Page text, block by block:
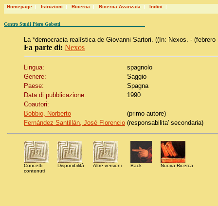
Homepage | Istruzioni | Ricerca | Ricerca Avanzata | Indici |
Centro Studi Piero Gobetti
La *democracia realística de Giovanni Sartori. ((In: Nexos. - (febrero
Fa parte di: Nexos
Lingua:
spagnolo
Genere:
Saggio
Paese:
Spagna
Data di pubblicazione:
1990
Coautori:
Bobbio, Norberto
(primo autore)
Fernández Santillán, José Florencio (responsabilita' secondaria)
Concetti
contenuti
Disponibilità Altre versioni Back Nuova Ricerca